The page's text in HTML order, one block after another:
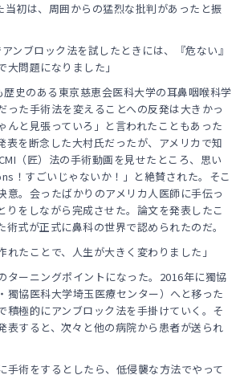
当初は、周囲からの猛烈な批判があったと振
ンブロック法を試したときには、『危ない』
大問題になりました」
史のある東京慈恵会医科大学の耳鼻咽喉科学
った手術法を変えることへの反発は大きかっ
んと見張っていろ」と言われたこともあった
表を断念した大村氏だったが、アメリカで知
（匠）法の手術動画を見せたところ、思い
！すごいじゃないか！」と絶賛された。そこ
意。会ったばかりのアメリカ人医師に手伝っ
りをしながら完成させた。論文を発表したこ
術式が正式に鼻科の世界で認められたのだ。
れたことで、人生が大きく変わりました」
ターニングポイントになった。2016年に獨協
獨協医科大学埼玉医療センター）へと移った
積極的にアンブロック法を手掛けていく。そ
表すると、次々と他の病院から患者が送られ
手術をするとしたら、低侵襲な方法でやって